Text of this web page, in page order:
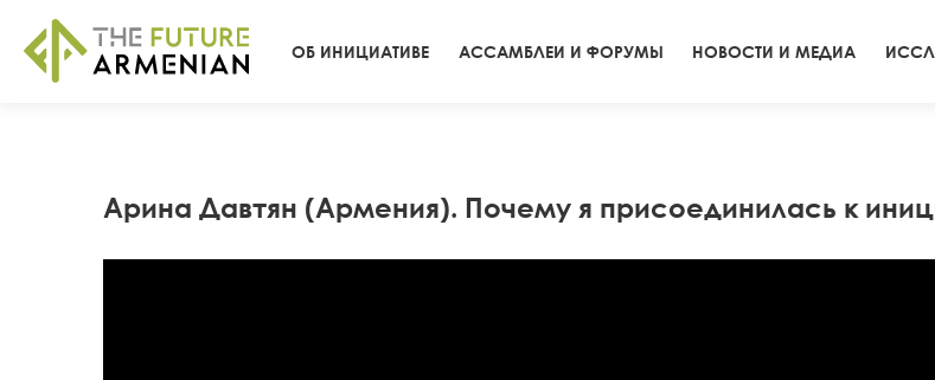
ОБ ИНИЦИАТИВЕ АССАМБЛЕИ И ФОРУМЫ НОВОСТИ И МЕДИА
Арина Давтян (Армения). Почему я присоединилась к